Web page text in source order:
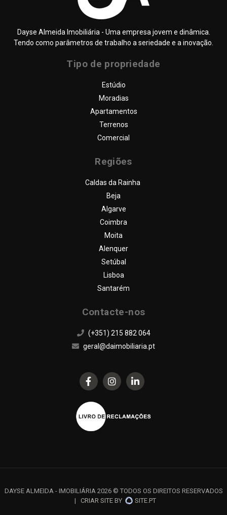
Dayse Almeida Imobiliária - Uma empresa jovem e dinâmica.
Tendo como parâmetros de trabalho a seriedade e a inovação.
Tipo de propriedade
Estúdio
Moradias
Apartamentos
Terrenos
Comercial
Regiões
Caldas da Rainha
Beja
Algarve
Coimbra
Moita
Alenquer
Setúbal
Lisboa
Santarém
Contacte-nos
(+351) 215 882 064
geral@daimobiliaria.pt
DAYSE ALMEIDA - IMOBILIÁRIA 2026 © TODOS OS DIREITOS RESERVADOS
| CRIAR SITEBY SITE.PT